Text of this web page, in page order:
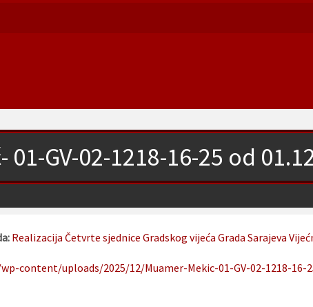
01-GV-02-1218-16-25 od
Realizacija Četvrte sjednice Gradskog vijeća Grada Sarajeva
content/uploads/2025/12/Muamer-Mekic-01-GV-02-1218-16-